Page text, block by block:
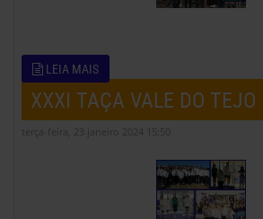
LEIA MAIS
XXXI TAÇA VALE DO TEJO
terça-feira, 23 janeiro 2024 15:50